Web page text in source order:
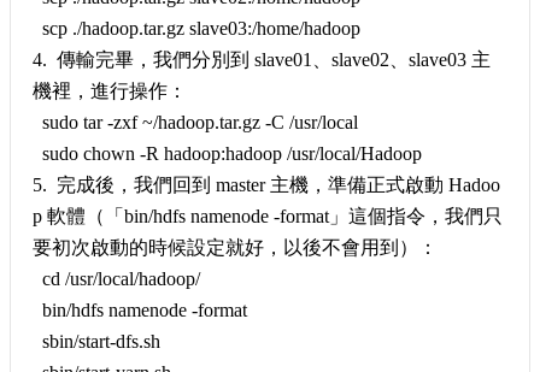
scp ./hadoop.tar.gz slave03:/home/hadoop
4. 傳輸完畢，我們分別到 slave01、slave02、slave03 主
機裡，進行操作：
sudo tar -zxf ~/hadoop.tar.gz -C /usr/local
sudo chown -R hadoop:hadoop /usr/local/Hadoop
5. 完成後，我們回到 master 主機，準備正式啟動 Hadoo
p 軟體（「bin/hdfs namenode -format」這個指令，我們只
要初次啟動的時候設定就好，以後不會用到）：
cd /usr/local/hadoop/
bin/hdfs namenode -format
sbin/start-dfs.sh